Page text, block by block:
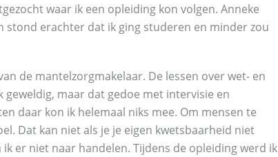
waar ik een opleiding kon volgen. Anneke
erachter dat ik ging studeren en minder zou
de mantelzorgmakelaar. De lessen over wet- en
maar dat gedoe met intervisie en
daar kon ik helemaal niks mee. Om mensen te
Dat kan niet als je je eigen kwetsbaarheid niet
er niet naar handelen. Tijdens de opleiding werd ik